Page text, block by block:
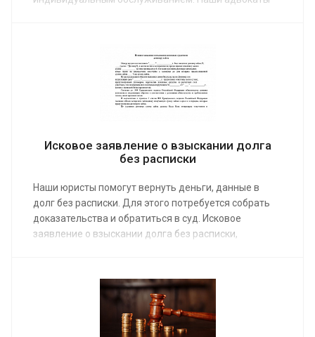
укажут, каких принципов придерживаться на суде.
Исковое заявление о взыскании долга
без расписки
Наши юристы помогут вернуть деньги, данные в
долг без расписки. Для этого потребуется собрать
доказательства и обратиться в суд. Исковое
заявление о взыскании долга без расписки,
профессионалов. Заказ услуги по средней стоимости
от 4 000 руб. поможет в минимальные сроки вернуть